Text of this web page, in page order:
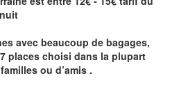
avec beaucoup de bagages,
places choisi dans la plupart
ou d’amis .